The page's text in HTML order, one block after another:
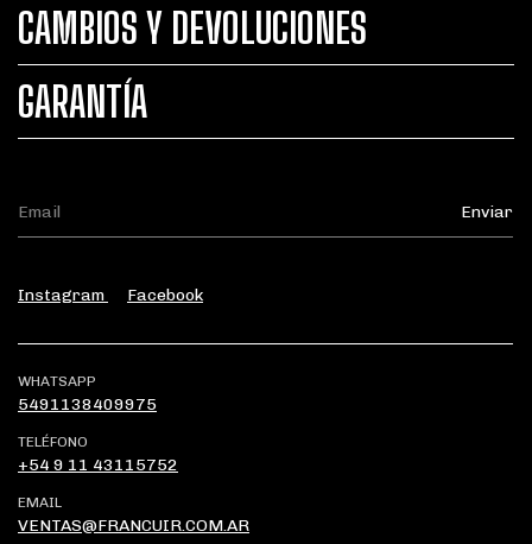
CAMBIOS Y DEVOLUCIONES
GARANTÍA
Instagram Facebook
WHATSAPP
5491138409975
TELÉFONO
+54 9 11 43115752
EMAIL
VENTAS@FRANCUIR.COM.AR